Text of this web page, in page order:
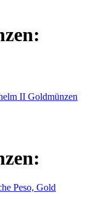
II Goldmünzen
Peso, Gold